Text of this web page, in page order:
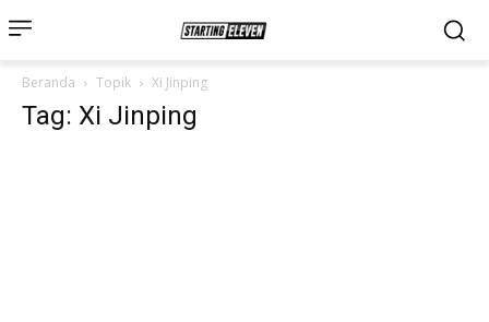
Beranda Topik Xi Jinping
Tag: Xi Jinping